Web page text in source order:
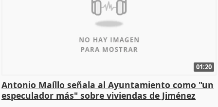
01:20
Antonio Maíllo señala al Ayuntamiento como "un
especulador más" sobre viviendas de Jiménez